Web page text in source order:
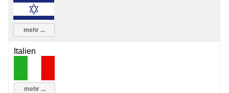
mehr ...
Italien
mehr ...